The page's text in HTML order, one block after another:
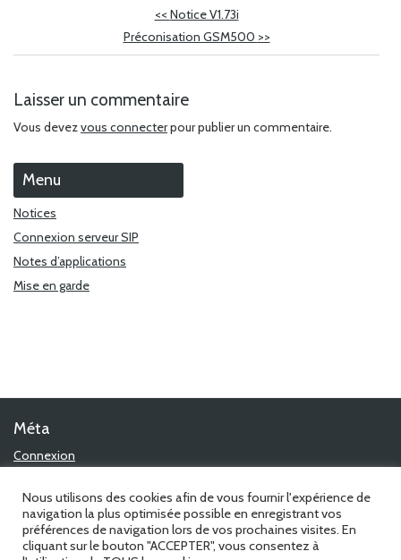
<< Notice V1.73i
Préconisation GSM500 >>
Laisser un commentaire
Vous devezvous connecterpour publier un commentaire.
Menu
Notices
Connexion serveur SIP
Notes d’applications
Mise en garde
Méta
Connexion
Flux des commentaires
Site de WordPress-FR
Nous utilisons des cookies afin de vous fournir l'expérience de
navigation la plus optimisée possible en enregistrant vos
préférences de navigation lors de vos prochaines visites. En
cliquant sur le bouton "ACCEPTER", vous consentez à